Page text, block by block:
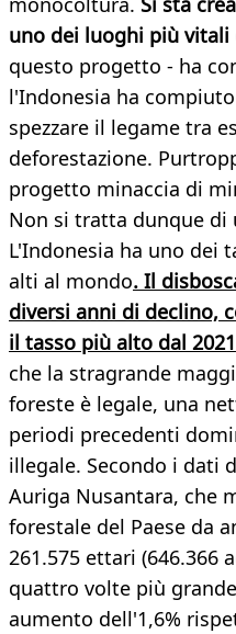
uno dei luoghi più vitali
questo progetto - ha
l'Indonesia ha
spezzare il legame tra
deforestazione.
progetto minaccia di
Non si tratta dunque di
L'Indonesia ha uno dei
alti al mondo. Il
diversi anni di declino,
il tasso più alto dal 2021
che la stragrande
foreste è legale, una
periodi precedenti
illegale. Secondo i dati
Auriga Nusantara, che
forestale del Paese da
261.575 ettari (646.366
quattro volte più
aumento dell'1,6%